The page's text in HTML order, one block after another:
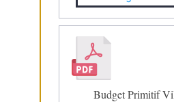
Budget Primitif